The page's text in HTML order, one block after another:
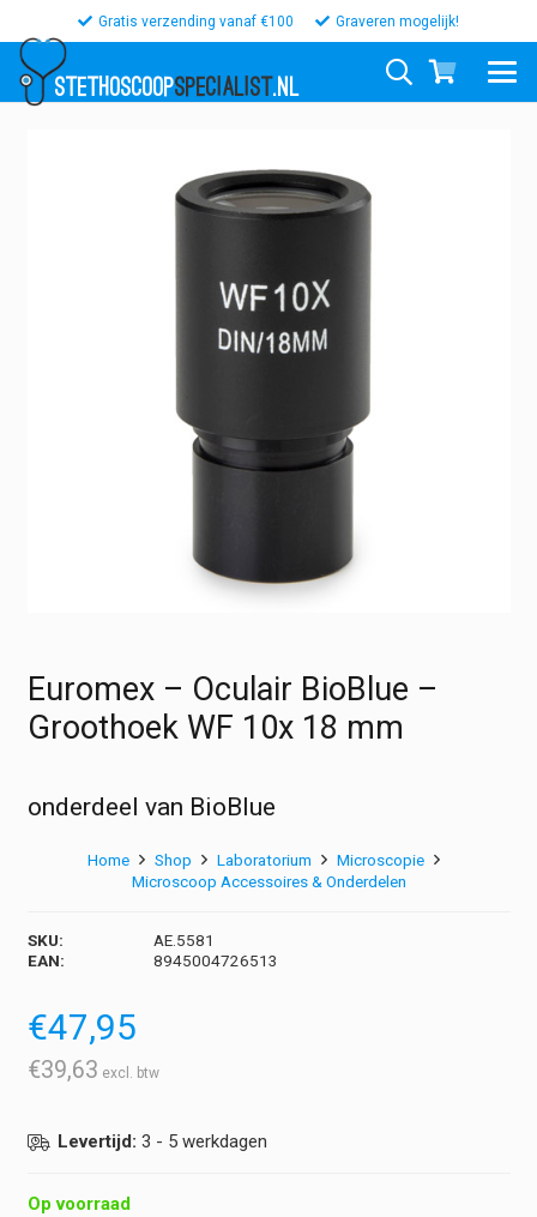
Gratis verzending vanaf €100 Graveren mogelijk!
STETHOSCOOPSPECIALIST.NL
Euromex – Oculair BioBlue –
Groothoek WF 10x 18 mm
onderdeel van BioBlue
Home Shop Laboratorium
Microscopie
Microscoop Accessoires & Onderdelen
SKU:
AE.5581
EAN:
8945004726513
€47,95
€39,63
Levertijd: 3 - 5 werkdagen
Op voorraad